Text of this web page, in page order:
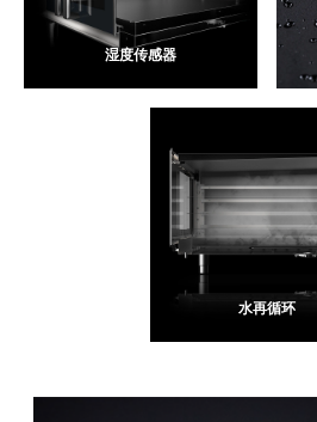
湿度传感器
水再循环